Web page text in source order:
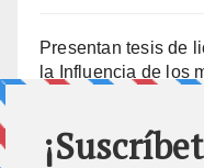
Presentan tesis de
la Influencia de los